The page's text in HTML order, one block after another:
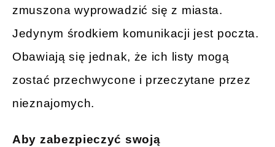
zmuszona wyprowadzić się z miasta.
Jedynym środkiem komunikacji jest poczta.
Obawiają się jednak, że ich listy mogą
zostać przechwycone i przeczytane przez
nieznajomych.
Aby zabezpieczyć swoją